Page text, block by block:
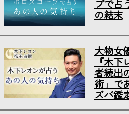
プで占
の結末
大物女
『木
者続出
術」で
ズバ鑑